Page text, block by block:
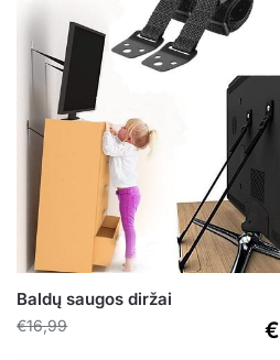
Baldų saugos diržai
€16,99 €